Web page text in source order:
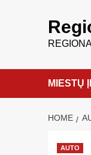
MIESTŲ
HOME
AUTO